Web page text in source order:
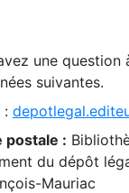
une
suivantes.
:
postale :
du dépôt
Mauriac